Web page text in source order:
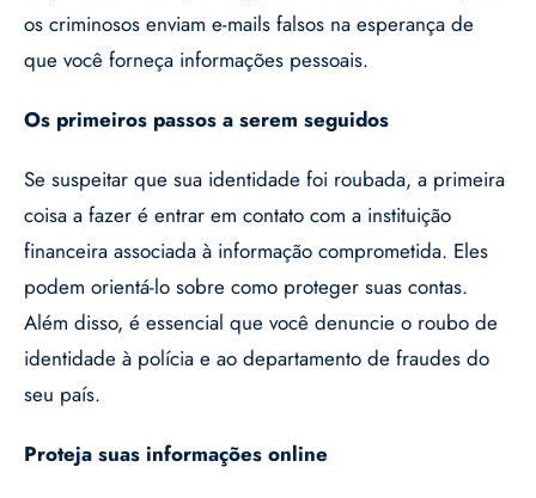
os criminosos enviam e-mails falsos na esperança de
que você forneça informações pessoais.
Os primeiros passos a serem seguidos
Se suspeitar que sua identidade foi roubada, a primeira
coisa a fazer é entrar em contato com a instituição
financeira associada à informação comprometida. Eles
podem orientá-lo sobre como proteger suas contas.
Além disso, é essencial que você denuncie o roubo de
identidade à polícia e ao departamento de fraudes do
seu país.
Proteja suas informações online